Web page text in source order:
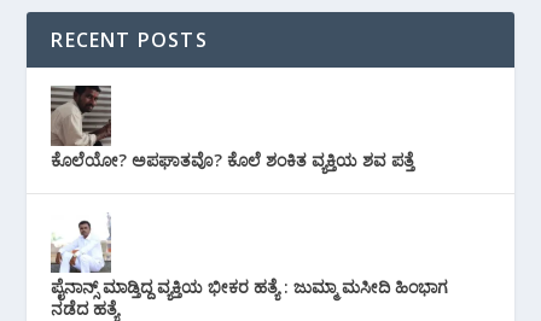
RECENT POSTS
ಕೊಲೆಯೋ? ಅಪಘಾತವೊ? ಕೊಲೆ ಶಂಕಿತ ವ್ಯಕ್ತಿಯ ಶವ ಪತ್ತೆ
ಪೈನಾನ್ಸ್ ಮಾಡ್ತಿದ್ದ ವ್ಯಕ್ತಿಯ ಭೀಕರ‌ ಹತ್ಯೆ : ಜುಮ್ಮಾ ಮಸೀದಿ ಹಿಂಭಾಗ
ನಡೆದ ಹತ್ಯೆ